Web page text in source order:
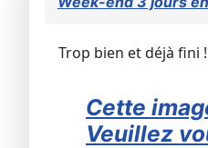
Trop bien et déjà fini !
Cette
Veuillez